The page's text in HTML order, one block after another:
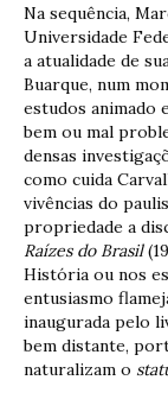
Na sequência,
Universidade
a atualidade de
Buarque, num
estudos animado
bem ou mal
densas
como cuida
vivências do
propriedade a
Raízes do Brasil
História ou nos
entusiasmo
inaugurada pelo
bem distante,
naturalizam o